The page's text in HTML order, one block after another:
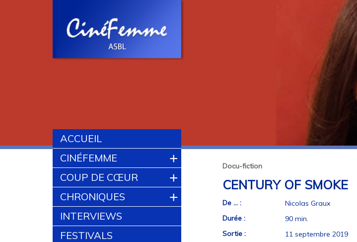
ACCUEIL
CINÉFEMME
+
COUP DE CŒUR +
CHRONIQUES +
INTERVIEWS
FESTIVALS
Docu-fiction
CENTURY OF SMOKE
De ... :
Nicolas Graux
Durée :
90 min.
Sortie :
11 septembre 2019